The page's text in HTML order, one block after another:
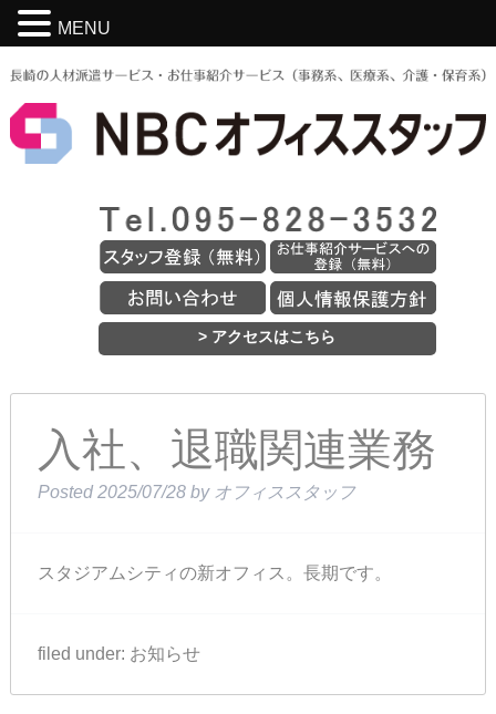
> アクセスはこちら
入社、退職関連業務
Posted 2025/07/28 by オフィススタッフ
スタジアムシティの新オフィス。長期です。
filed under: お知らせ
MENU